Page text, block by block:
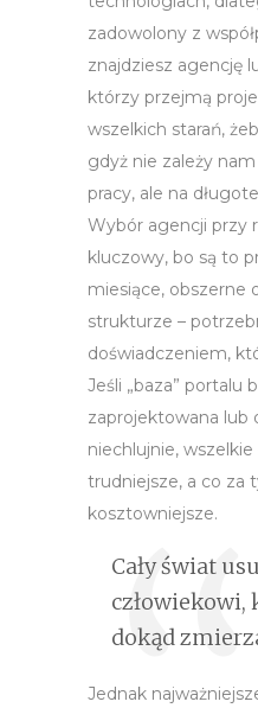
zadowolony z
znajdziesz agencję
którzy przejmą
wszelkich starań,
gdyż nie zależy
pracy, ale na
Wybór agencji przy
kluczowy, bo są to
miesiące, obszerne
strukturze –
doświadczeniem,
Jeśli „baza” portalu
zaprojektowana lub
niechlujnie,
trudniejsze, a co za
kosztowniejsze.
Cały świat
człowiekowi,
dokąd
Jednak